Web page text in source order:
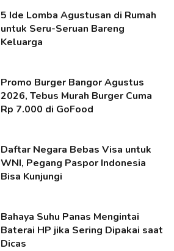
5 Ide Lomba Agustusan di Rumah
untuk Seru-Seruan Bareng
Keluarga
Promo Burger Bangor Agustus
2026, Tebus Murah Burger Cuma
Rp 7.000 di GoFood
Daftar Negara Bebas Visa untuk
WNI, Pegang Paspor Indonesia
Bisa Kunjungi
Bahaya Suhu Panas Mengintai
Baterai HP jika Sering Dipakai saat
Dicas